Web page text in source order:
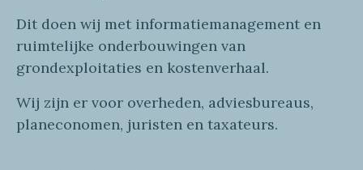
Dit doen wij met informatiemanagement en
ruimtelijke onderbouwingen van
grondexploitaties en kostenverhaal.
Wij zijn er voor overheden, adviesbureaus,
planeconomen, juristen en taxateurs.